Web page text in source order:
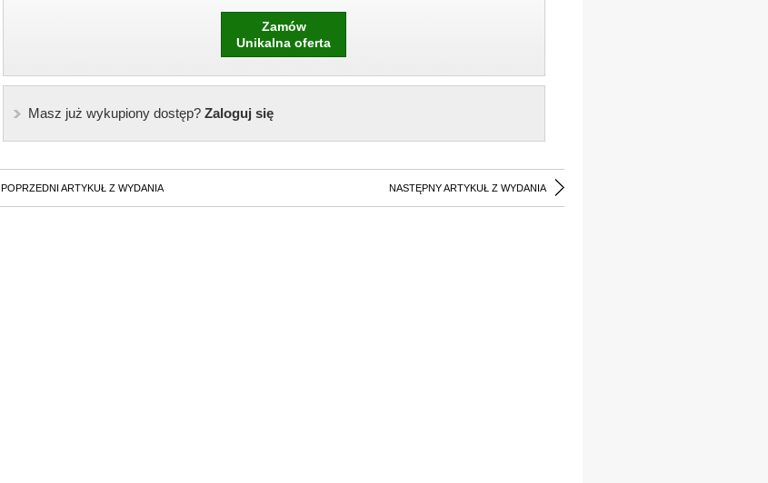
Zamów
Unikalna oferta
Masz już wykupiony dostęp?Zaloguj się
POPRZEDNI ARTYKUŁ Z WYDANIA NASTĘPNY ARTYKUŁ Z WYDANIA